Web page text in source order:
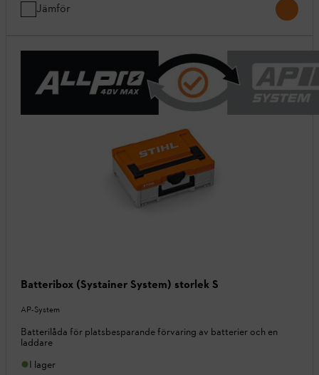
Jämför
Batteribox (Systainer System) storlek S
AP-System
Batterilåda för platsbesparande förvaring av batterier och en
laddare
I lager